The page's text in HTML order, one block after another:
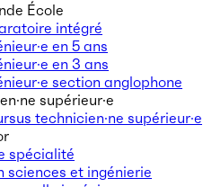
École
intégré
en 5 ans
en 3 ans
section anglophone
supérieur·e
technicien·ne supérieur·e
spécialité
sciences et ingénierie